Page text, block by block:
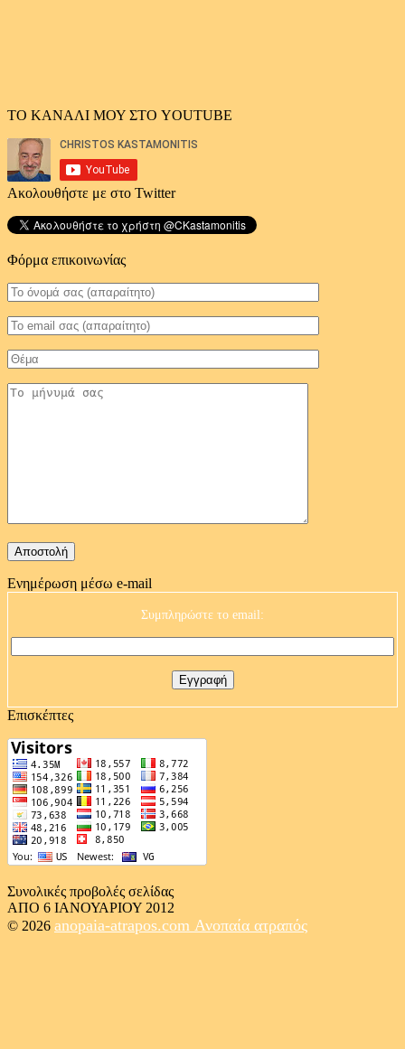
ΤΟ ΚΑΝΑΛΙ ΜΟΥ ΣΤΟ YOUTUBE
Ακολουθήστε με στο Twitter
Φόρμα επικοινωνίας
Ενημέρωση μέσω e-mail
Συμπληρώστε το email:
Επισκέπτες
Συνολικές προβολές σελίδας
ΑΠΟ 6 ΙΑΝΟΥΑΡΙΟΥ 2012
© 2026 anopaia-atrapos.com Ανοπαία ατραπός